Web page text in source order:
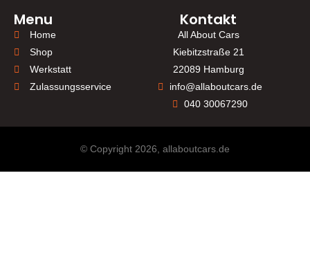
Menu
Home
Shop
Werkstatt
Zulassungsservice
Kontakt
All About Cars
Kiebitzstraße 21
22089 Hamburg
info@allaboutcars.de
040 30067290
© Copyright 2026, allaboutcars.de